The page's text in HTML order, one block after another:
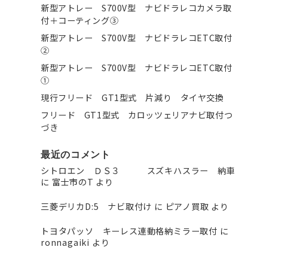
新型アトレー S700V型 ナビドラレコカメラ取
付＋コーティング③
新型アトレー S700V型 ナビドラレコETC取付
②
新型アトレー S700V型 ナビドラレコETC取付
①
現行フリード GT1型式 片減り タイヤ交換
フリード GT1型式 カロッツェリアナビ取付つ
づき
最近のコメント
シトロエン ＤＳ３ スズキハスラー 納車
に 富士市のT より
三菱デリカD:5 ナビ取付け に ピアノ買取 より
トヨタパッソ キーレス連動格納ミラー取付 に
ronnagaiki より